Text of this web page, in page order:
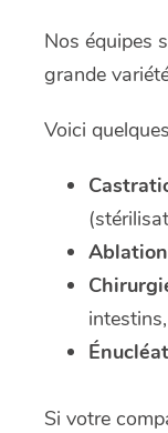
Nos équipes
grande
Voici
Si votre